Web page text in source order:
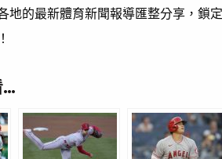
地的最新體育新聞報導匯整分享，鎖定
…